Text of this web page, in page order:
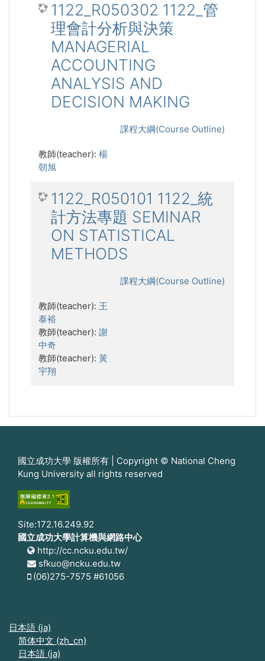
1122_R050302 1122_管
理會計分析與決策
MANAGERIAL
ACCOUNTING
ANALYSIS AND
DECISION MAKING
課程大綱(Course Outline)
教師(teacher): 楊
朝旭
1122_R050101 1122_統
計方法專題 SEMINAR
ON STATISTICAL
METHODS
課程大綱(Course Outline)
教師(teacher): 王
泰裕
教師(teacher): 謝
中奇
教師(teacher): 黃
宇翔
國立成功大學 版權所有 | Copyright © National Cheng
Kung University all rights reserved
Site:172.16.249.92
國立成功大學計算機與網路中心
http://cc.ncku.edu.tw/
sfkuo@ncku.edu.tw
(06)275-7575 #61056
日本語 ‎(ja)‎
简体中文 ‎(zh_cn)‎
日本語 ‎(ja)‎